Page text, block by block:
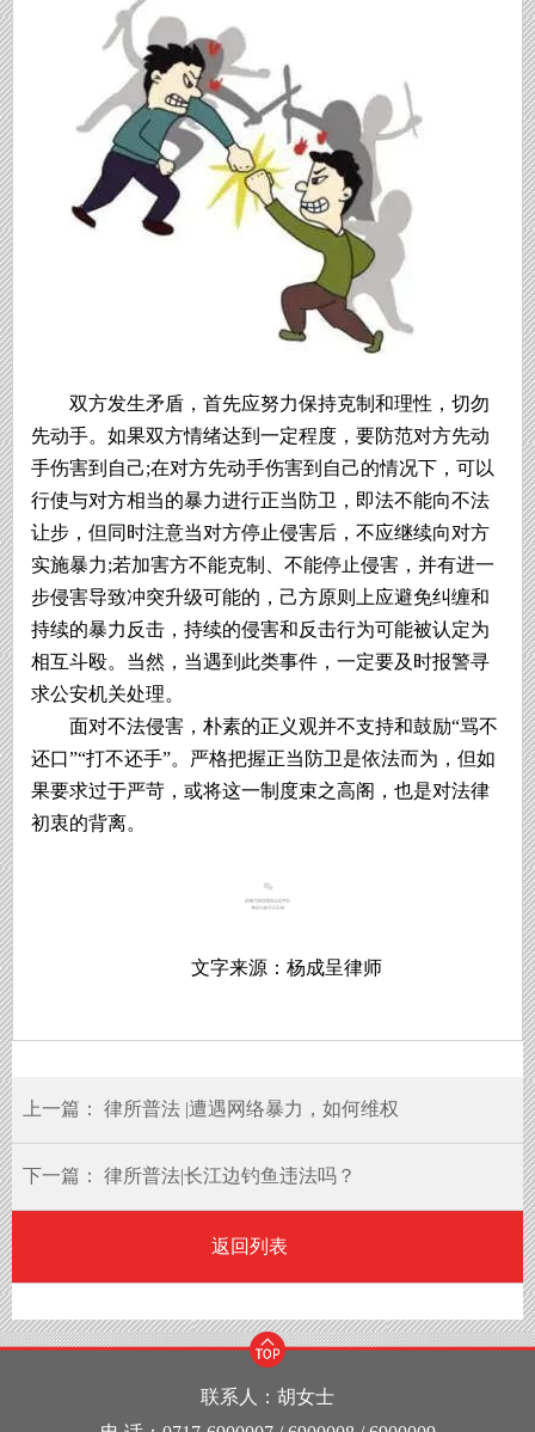
双方发生矛盾，首先应努力保持克制和理性，切勿
先动手。如果双方情绪达到一定程度，要防范对方先动
手伤害到自己;在对方先动手伤害到自己的情况下，可以
行使与对方相当的暴力进行正当防卫，即法不能向不法
让步，但同时注意当对方停止侵害后，不应继续向对方
实施暴力;若加害方不能克制、不能停止侵害，并有进一
步侵害导致冲突升级可能的，己方原则上应避免纠缠和
持续的暴力反击，持续的侵害和反击行为可能被认定为
相互斗殴。当然，当遇到此类事件，一定要及时报警寻
求公安机关处理。
面对不法侵害，朴素的正义观并不支持和鼓励“骂不
还口”“打不还手”。严格把握正当防卫是依法而为，但如
果要求过于严苛，或将这一制度束之高阁，也是对法律
初衷的背离。
文字来源：杨成呈律师
上一篇： 律所普法 |遭遇网络暴力，如何维权
下一篇： 律所普法|长江边钓鱼违法吗？
返回列表
联系人：胡女士